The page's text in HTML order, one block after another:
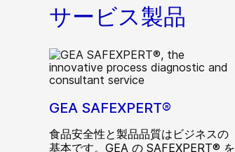
サービス製品
GEA SAFEXPERT®
食品安全性と製品品質はビジネスの
基本です。GEA の SAFEXPERT® を